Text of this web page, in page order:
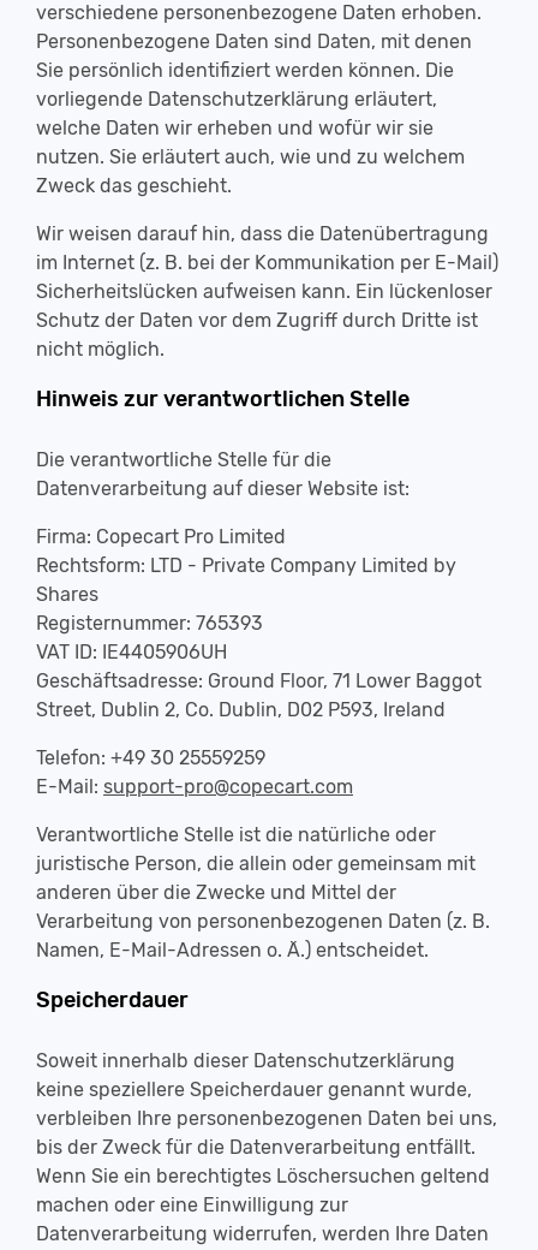
verschiedene personenbezogene Daten erhoben.
Personenbezogene Daten sind Daten, mit denen
Sie persönlich identifiziert werden können. Die
vorliegende Datenschutzerklärung erläutert,
welche Daten wir erheben und wofür wir sie
nutzen. Sie erläutert auch, wie und zu welchem
Zweck das geschieht.
Wir weisen darauf hin, dass die Datenübertragung
im Internet (z. B. bei der Kommunikation per E-Mail)
Sicherheitslücken aufweisen kann. Ein lückenloser
Schutz der Daten vor dem Zugriff durch Dritte ist
nicht möglich.
Hinweis zur verantwortlichen Stelle
Die verantwortliche Stelle für die
Datenverarbeitung auf dieser Website ist:
Firma: Copecart Pro Limited
Rechtsform: LTD - Private Company Limited by
Shares
Registernummer: 765393
VAT ID: IE4405906UH
Geschäftsadresse: Ground Floor, 71 Lower Baggot
Street, Dublin 2, Co. Dublin, D02 P593, Ireland
Telefon: +49 30 25559259
E-Mail: support-pro@copecart.com
Verantwortliche Stelle ist die natürliche oder
juristische Person, die allein oder gemeinsam mit
anderen über die Zwecke und Mittel der
Verarbeitung von personenbezogenen Daten (z. B.
Namen, E-Mail-Adressen o. Ä.) entscheidet.
Speicherdauer
Soweit innerhalb dieser Datenschutzerklärung
keine speziellere Speicherdauer genannt wurde,
verbleiben Ihre personenbezogenen Daten bei uns,
bis der Zweck für die Datenverarbeitung entfällt.
Wenn Sie ein berechtigtes Löschersuchen geltend
machen oder eine Einwilligung zur
Datenverarbeitung widerrufen, werden Ihre Daten